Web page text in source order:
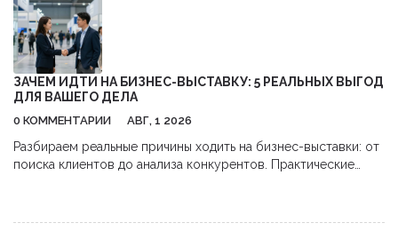
ЗАЧЕМ ИДТИ НА БИЗНЕС-ВЫСТАВКУ: 5 РЕАЛЬНЫХ ВЫГОД
ДЛЯ ВАШЕГО ДЕЛА
0 КОММЕНТАРИИ АВГ, 1 2026
Разбираем реальные причины ходить на бизнес-выставки: от
поиска клиентов до анализа конкурентов. Практические